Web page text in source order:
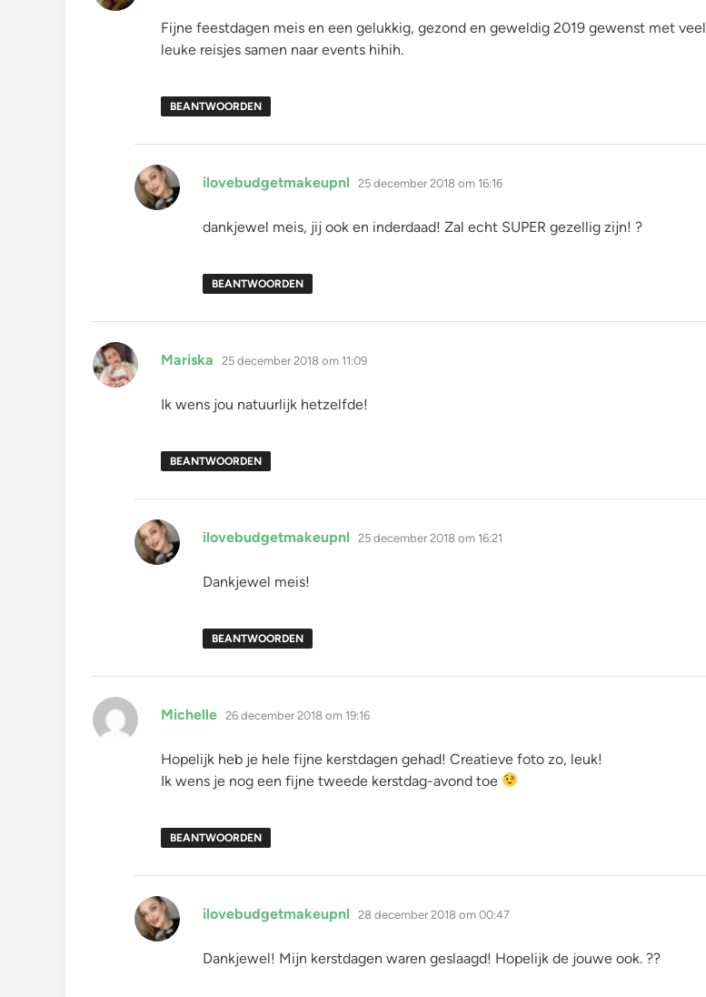
Fijne feestdagen meis en een gelukkig, gezond en geweldig 2019 gewenst met veel
leuke reisjes samen naar events hihih.
BEANTWOORDEN
ilovebudgetmakeupnl schreef:
25 december 2018 om 16:16
dankjewel meis, jij ook en inderdaad! Zal echt SUPER gezellig zijn! ?
BEANTWOORDEN
Mariska schreef:
25 december 2018 om 11:09
Ik wens jou natuurlijk hetzelfde!
BEANTWOORDEN
ilovebudgetmakeupnl schreef:
25 december 2018 om 16:21
Dankjewel meis!
BEANTWOORDEN
Michelle schreef:
26 december 2018 om 19:16
Hopelijk heb je hele fijne kerstdagen gehad! Creatieve foto zo, leuk!
Ik wens je nog een fijne tweede kerstdag-avond toe
BEANTWOORDEN
ilovebudgetmakeupnl schreef:
28 december 2018 om 00:47
Dankjewel! Mijn kerstdagen waren geslaagd! Hopelijk de jouwe ook. ??